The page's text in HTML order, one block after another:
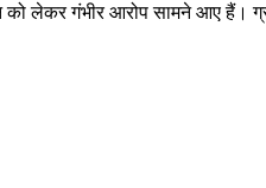
को लेकर गंभीर आरोप सामने आए हैं।